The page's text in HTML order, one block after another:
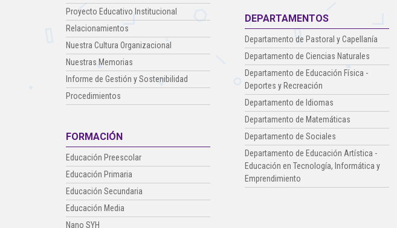
Proyecto Educativo Institucional
Relacionamientos
Nuestra Cultura Organizacional
Nuestras Memorias
Informe de Gestión y Sostenibilidad
Procedimientos
FORMACIÓN
Educación Preescolar
Educación Primaria
Educación Secundaria
Educación Media
Nano SYH
DEPARTAMENTOS
Departamento de Pastoral y Capellanía
Departamento de Ciencias Naturales
Departamento de Educación Física -
Deportes y Recreación
Departamento de Idiomas
Departamento de Matemáticas
Departamento de Sociales
Departamento de Educación Artística -
Educación en Tecnología, Informática y
Emprendimiento